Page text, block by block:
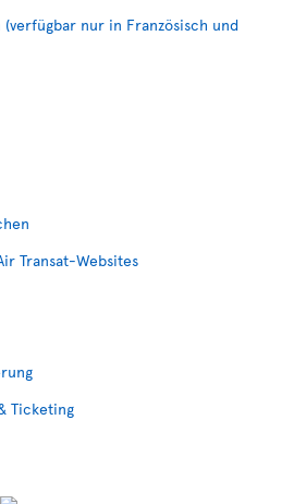
nur in Französisch und
Transat-Websites
Ticketing